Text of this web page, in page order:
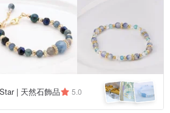
| 天然石飾品 5.0